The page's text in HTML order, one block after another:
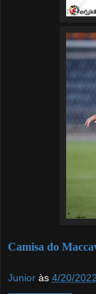
Camisa do
Junior às 4/20/